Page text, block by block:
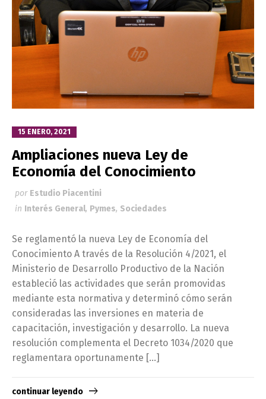
15 ENERO, 2021
Ampliaciones nueva Ley de
Economía del Conocimiento
por Estudio Piacentini
in Interés General, Pymes, Sociedades
Se reglamentó la nueva Ley de Economía del
Conocimiento A través de la Resolución 4/2021, el
Ministerio de Desarrollo Productivo de la Nación
estableció las actividades que serán promovidas
mediante esta normativa y determinó cómo serán
consideradas las inversiones en materia de
capacitación, investigación y desarrollo. La nueva
resolución complementa el Decreto 1034/2020 que
reglamentara oportunamente […]
continuar leyendo